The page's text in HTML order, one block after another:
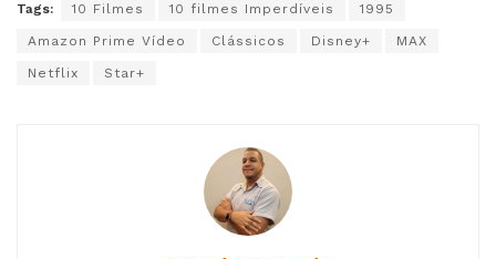
Tags: 10 Filmes 10 filmes Imperdíveis 1995
Amazon Prime Vídeo Clássicos Disney+ MAX
Netflix Star+